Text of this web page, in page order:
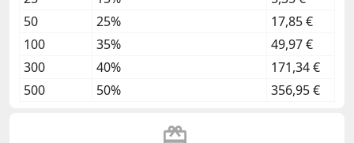
50
25%
17,85 €
100
35%
49,97 €
300
40%
171,34 €
500
50% 356,95 €